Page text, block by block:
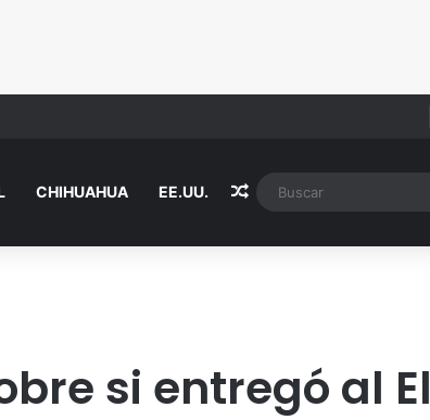
se viraliza
CHIHUAHUA EE.UU. Random Article
si entregó al El